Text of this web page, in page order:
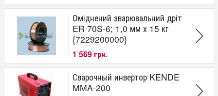
Оміднений зварювальний дріт
ER 70S-6; 1,0 мм х 15 кг
{7229200000}
1 569 грн.
Сварочный инвертор KENDE
MMA-200